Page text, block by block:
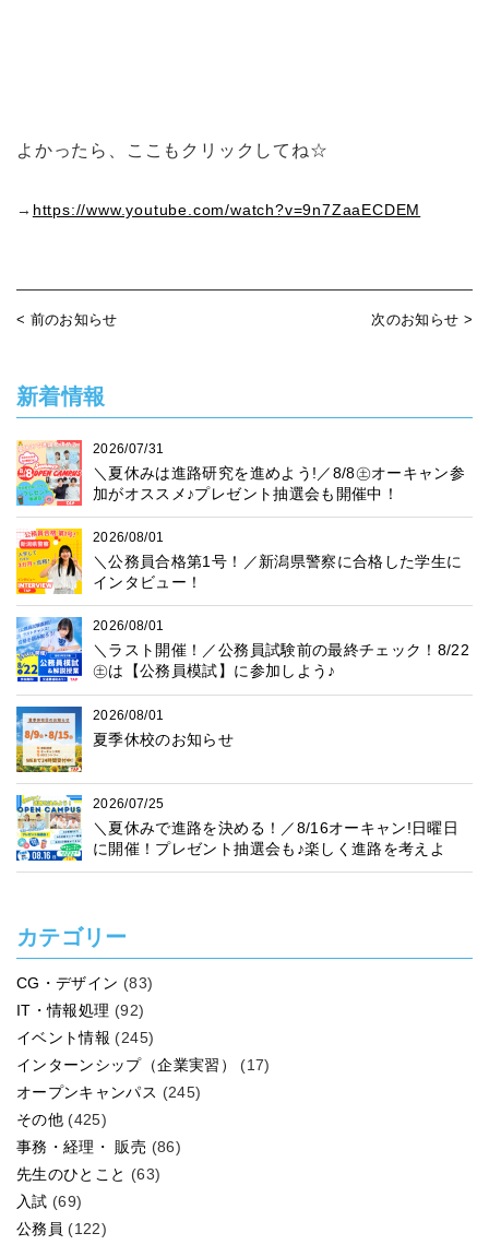
よかったら、ここもクリックしてね☆
→ https://www.youtube.com/watch?v=9n7ZaaECDEM
< 前のお知らせ 次のお知らせ >
新着情報
2026/07/31
＼夏休みは進路研究を進めよう!／8/8㊏オーキャン参
加がオススメ♪プレゼント抽選会も開催中！
2026/08/01
＼公務員合格第1号！／新潟県警察に合格した学生に
インタビュー！
2026/08/01
＼ラスト開催！／公務員試験前の最終チェック！8/22
㊏は【公務員模試】に参加しよう♪
2026/08/01
夏季休校のお知らせ
2026/07/25
＼夏休みで進路を決める！／8/16オーキャン!日曜日
に開催！プレゼント抽選会も♪楽しく進路を考えよ
う！
カテゴリー
CG・デザイン (83)
IT・情報処理 (92)
イベント情報 (245)
インターンシップ（企業実習）
(17)
オープンキャンパス (245)
その他 (425)
事務・経理・ 販売 (86)
先生のひとこと (63)
入試 (69)
公務員 (122)